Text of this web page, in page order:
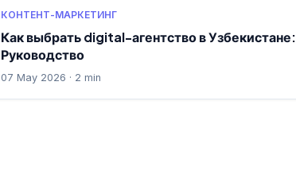
КОНТЕНТ-МАРКЕТИНГ
Как выбрать digital-агентство в Узбекистане:
Руководство
07 May 2026 · 2 min